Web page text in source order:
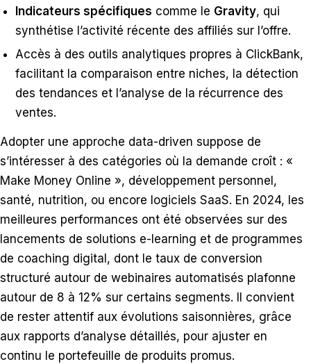
Indicateurs spécifiques comme le Gravity, qui
synthétise l’activité récente des affiliés sur l’offre.
Accès à des outils analytiques propres à ClickBank,
facilitant la comparaison entre niches, la détection
des tendances et l’analyse de la récurrence des
ventes.
Adopter une approche data-driven suppose de
s’intéresser à des catégories où la demande croît : «
Make Money Online », développement personnel,
santé, nutrition, ou encore logiciels SaaS. En 2024, les
meilleures performances ont été observées sur des
lancements de solutions e-learning et de programmes
de coaching digital, dont le taux de conversion
structuré autour de webinaires automatisés plafonne
autour de 8 à 12% sur certains segments. Il convient
de rester attentif aux évolutions saisonnières, grâce
aux rapports d’analyse détaillés, pour ajuster en
continu le portefeuille de produits promus.